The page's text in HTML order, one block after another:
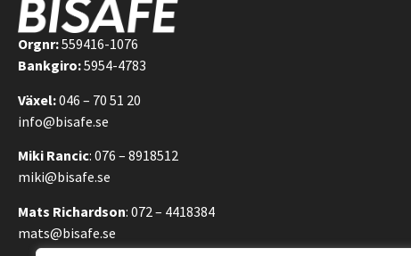
Orgnr:559416-1076
Bankgiro:5954-4783
Växel:046 – 70 51 20
info@bisafe.se
Miki Rancic: 076 – 8918512
miki@bisafe.se
Mats Richardson: 072 – 4418384
mats@bisafe.se